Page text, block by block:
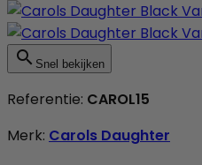
 Snel bekijken
Referentie: CAROL15
Merk: Carols Daughter